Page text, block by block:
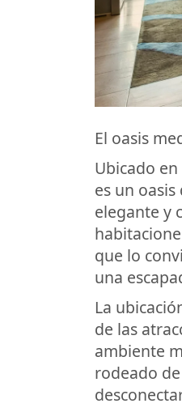
El oasis
Ubicado
es un
elegante y
que lo
una
La
de las
ambiente
rodeado